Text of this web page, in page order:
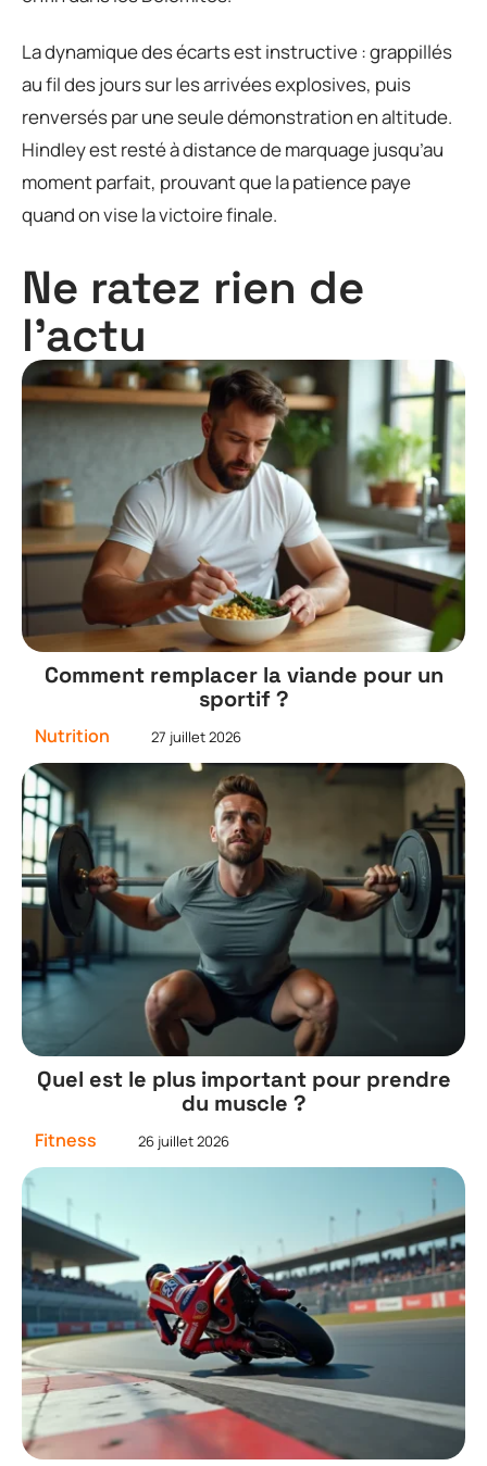
La dynamique des écarts est instructive : grappillés
au fil des jours sur les arrivées explosives, puis
renversés par une seule démonstration en altitude.
Hindley est resté à distance de marquage jusqu’au
moment parfait, prouvant que la patience paye
quand on vise la victoire finale.
Ne ratez rien de
l'actu
Comment remplacer la viande pour un
sportif ?
Nutrition 27 juillet 2026
Quel est le plus important pour prendre
du muscle ?
Fitness 26 juillet 2026